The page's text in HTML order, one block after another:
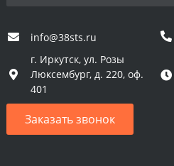
info@38sts.ru
г. Иркутск, ул. Розы
Люксембург, д. 220, оф.
401
Заказать звонок